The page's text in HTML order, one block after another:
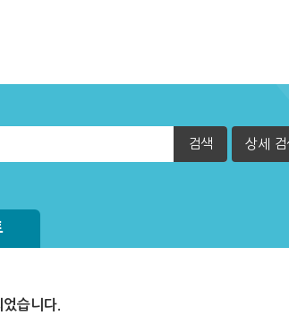
검색 상세 검
습니다.